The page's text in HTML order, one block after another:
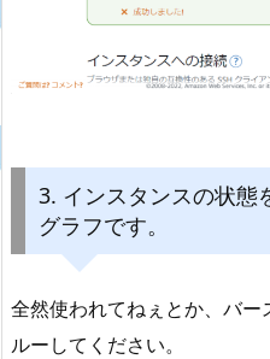
3. インスタンスの状態
グラフです。
全然使われてねぇとか、バ
ルーしてください。